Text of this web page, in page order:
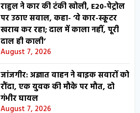
राहुल ने कार की टंकी खोली, E20-पेट्रोल
पर उठाए सवाल, कहा- ‘ये कार-स्कूटर
खराब कर रहा; दाल में काला नहीं, पूरी
दाल ही काली’
August 7, 2026
जांजगीर: अज्ञात वाहन ने बाइक सवारों को
रौंदा, एक युवक की मौके पर मौत, दो
गंभीर घायल
August 7, 2026